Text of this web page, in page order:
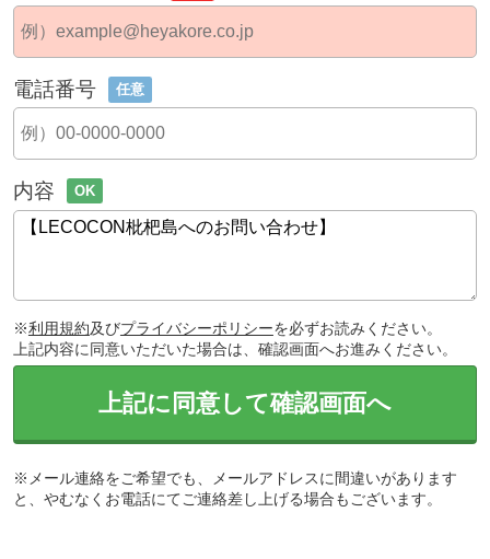
電話番号 任意
内容 OK
※利用規約及びプライバシーポリシーを必ずお読みください。
上記内容に同意いただいた場合は、確認画面へお進みください。
上記に同意して確認画面へ
※メール連絡をご希望でも、メールアドレスに間違いがあります
と、やむなくお電話にてご連絡差し上げる場合もございます。